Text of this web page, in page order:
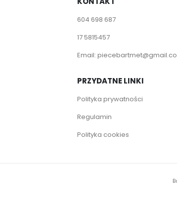
604 698 687
17 5815457
Email:
PRZYDATNE LINKI
Polityka prywatności
Regulamin
Polityka cookies